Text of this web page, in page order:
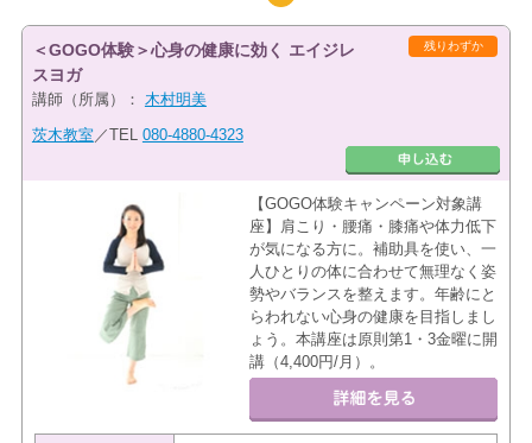
残りわずか
＜GOGO体験＞心身の健康に効く エイジレ
スヨガ
講師（所属）： 木村明美
茨木教室 ／TEL 080-4880-4323
【GOGO体験キャンペーン対象講
座】肩こり・腰痛・膝痛や体力低下
が気になる方に。補助具を使い、一
人ひとりの体に合わせて無理なく姿
勢やバランスを整えます。年齢にと
らわれない心身の健康を目指しまし
ょう。本講座は原則第1・3金曜に開
講（4,400円/月）。